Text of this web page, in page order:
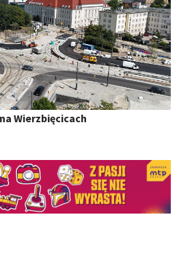
Wierzbięcicach